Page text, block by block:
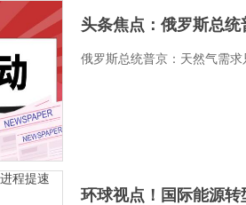
头条焦点：俄罗斯总
俄罗斯总统普京：天然气需
环球视点！国际能源